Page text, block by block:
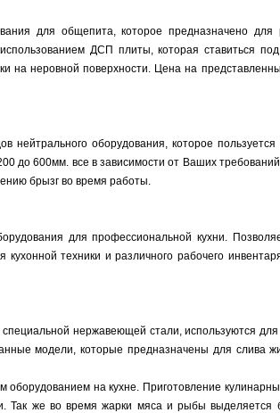
для общепита, которое предназначено для
ДСП плиты, которая ставиться
на неровной поверхности. Цена на
нейтрального оборудования, которое
до 600мм. все в зависимости от Ваших
брызг во время работы.
для профессиональной кухни.
техники и различного рабочего
нержавеющей стали, используются
модели, которые предназначены для слива
на кухне. Приготовление
Так же во время жарки мяса и рыбы